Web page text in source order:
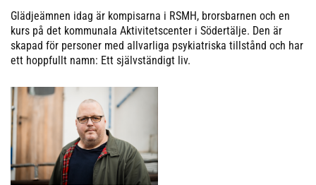
Glädjeämnen idag är kompisarna i RSMH, brorsbarnen och en
kurs på det kommunala Aktivitetscenter i Södertälje. Den är
skapad för personer med allvarliga psykiatriska tillstånd och har
ett hoppfullt namn: Ett självständigt liv.